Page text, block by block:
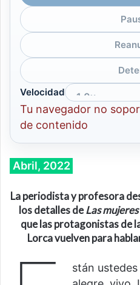
Velocidad
Tu navegador no
de contenido
Abril, 2022
La periodista y profesora
los detalles deLas
que las protagonistas de
Lorca vuelven para
stán